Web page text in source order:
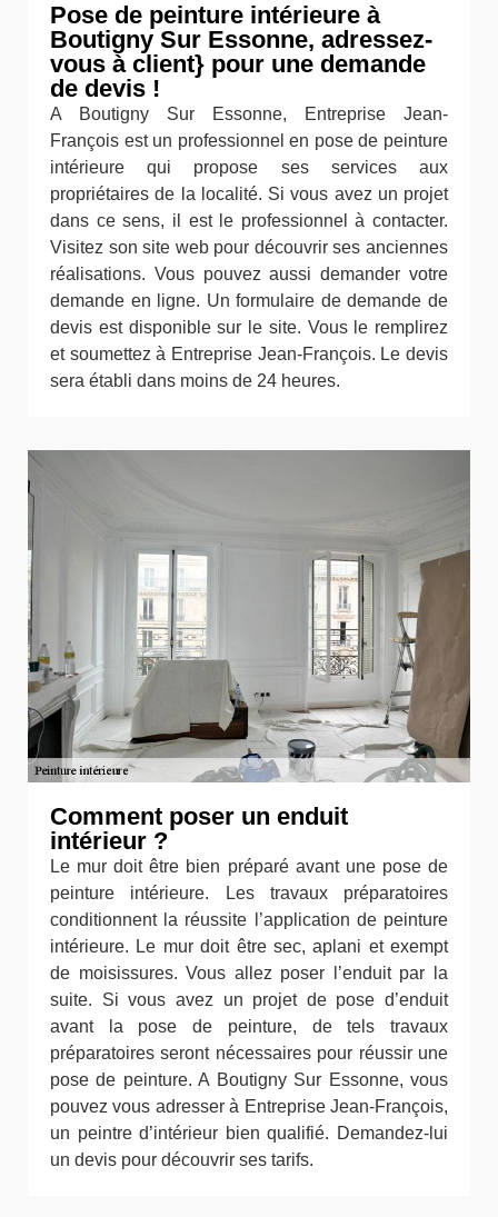
Pose de peinture intérieure à
Boutigny Sur Essonne, adressez-
vous à client} pour une demande
de devis !
A Boutigny Sur Essonne, Entreprise Jean-
François est un professionnel en pose de peinture
intérieure qui propose ses services aux
propriétaires de la localité. Si vous avez un projet
dans ce sens, il est le professionnel à contacter.
Visitez son site web pour découvrir ses anciennes
réalisations. Vous pouvez aussi demander votre
demande en ligne. Un formulaire de demande de
devis est disponible sur le site. Vous le remplirez
et soumettez à Entreprise Jean-François. Le devis
sera établi dans moins de 24 heures.
Comment poser un enduit
intérieur ?
Le mur doit être bien préparé avant une pose de
peinture intérieure. Les travaux préparatoires
conditionnent la réussite l’application de peinture
intérieure. Le mur doit être sec, aplani et exempt
de moisissures. Vous allez poser l’enduit par la
suite. Si vous avez un projet de pose d’enduit
avant la pose de peinture, de tels travaux
préparatoires seront nécessaires pour réussir une
pose de peinture. A Boutigny Sur Essonne, vous
pouvez vous adresser à Entreprise Jean-François,
un peintre d’intérieur bien qualifié. Demandez-lui
un devis pour découvrir ses tarifs.